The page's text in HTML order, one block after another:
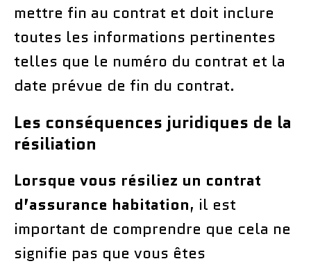
mettre fin au contrat et doit inclure
toutes les informations pertinentes
telles que le numéro du contrat et la
date prévue de fin du contrat.
Les conséquences juridiques de la
résiliation
Lorsque vous résiliez un contrat
d’assurance habitation, il est
important de comprendre que cela ne
signifie pas que vous êtes